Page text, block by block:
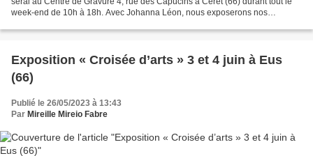
week-end de 10h à 18h. Avec Johanna Léon, nous exposerons nos
Exposition « Croisée d’arts » 3 et 4 juin à Eus
(66)
Publié le 26/05/2023 à 13:43
Par Mireille Mireio Fabre